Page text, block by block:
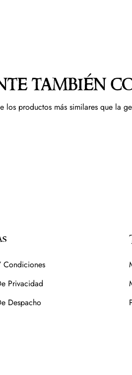
también
los productos más similares que la
Condiciones
Privacidad
Despacho